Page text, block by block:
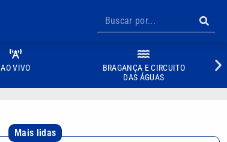
AO VIVO
BRAGANÇA E CIRCUITO
DAS ÁGUAS
Mais lidas